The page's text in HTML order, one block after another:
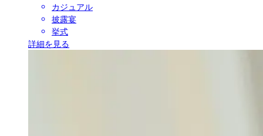
カジュアル
披露宴
挙式
詳細を見る